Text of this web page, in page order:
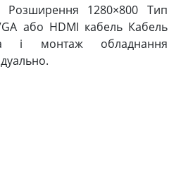
Розширення 1280×800 Тип
або HDMI кабель Кабель
і монтаж обладнання